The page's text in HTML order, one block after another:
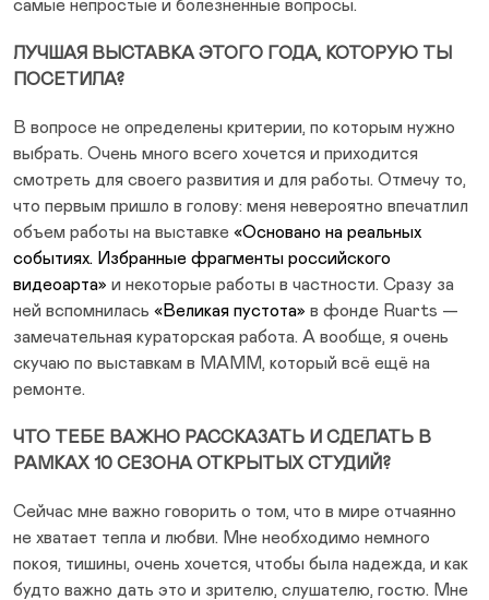
самые непростые и болезненные вопросы.
ЛУЧШАЯ ВЫСТАВКА ЭТОГО ГОДА, КОТОРУЮ ТЫ
ПОСЕТИЛА?
В вопросе не определены критерии, по которым нужно
выбрать. Очень много всего хочется и приходится
смотреть для своего развития и для работы. Отмечу то,
что первым пришло в голову: меня невероятно впечатлил
объем работы на выставке «Основано на реальных
событиях. Избранные фрагменты российского
видеоарта» и некоторые работы в частности. Сразу за
ней вспомнилась «Великая пустота» в фонде Ruarts —
замечательная кураторская работа. А вообще, я очень
скучаю по выставкам в МАММ, который всё ещё на
ремонте.
ЧТО ТЕБЕ ВАЖНО РАССКАЗАТЬ И СДЕЛАТЬ В
РАМКАХ 10 СЕЗОНА ОТКРЫТЫХ СТУДИЙ?
Сейчас мне важно говорить о том, что в мире отчаянно
не хватает тепла и любви. Мне необходимо немного
покоя, тишины, очень хочется, чтобы была надежда, и как
будто важно дать это и зрителю, слушателю, гостю. Мне